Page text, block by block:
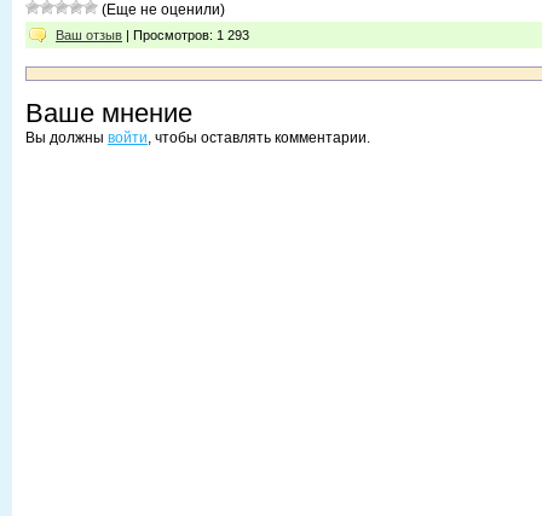
(Еще не оценили)
Ваш отзыв | Просмотров: 1 293
Ваше мнение
Вы должны войти, чтобы оставлять комментарии.